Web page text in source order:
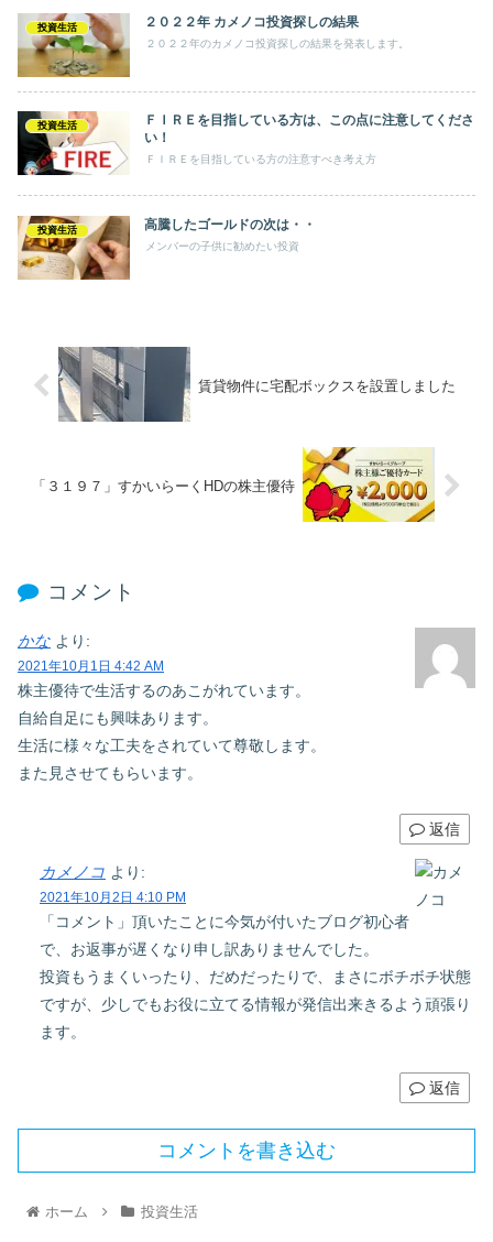
投資生活 ２０２２年 カメノコ投資探しの結果
２０２２年のカメノコ投資探しの結果を発表します。
投資生活
ＦＩＲＥを目指している方は、この点に注意してくださ
い！
ＦＩＲＥを目指している方の注意すべき考え方
投資生活 高騰したゴールドの次は・・
メンバーの子供に勧めたい投資
賃貸物件に宅配ボックスを設置しました
「３１９７」すかいらーくHDの株主優待
コメント
かな より:
2021年10月1日 4:42 AM
株主優待で生活するのあこがれています。
自給自足にも興味あります。
生活に様々な工夫をされていて尊敬します。
また見させてもらいます。
返信
カメノコ より:
2021年10月2日 4:10 PM
「コメント」頂いたことに今気が付いたブログ初心者
で、お返事が遅くなり申し訳ありませんでした。
投資もうまくいったり、だめだったりで、まさにボチボチ状態
ですが、少しでもお役に立てる情報が発信出来きるよう頑張り
ます。
返信
コメントを書き込む
ホーム 投資生活